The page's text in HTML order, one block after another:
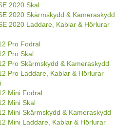
2020 Skal
2020 Skärmskydd & Kameraskydd
2020 Laddare, Kablar & Hörlurar
Pro Fodral
Pro Skal
Pro Skärmskydd & Kameraskydd
Pro Laddare, Kablar & Hörlurar
Mini Fodral
Mini Skal
Mini Skärmskydd & Kameraskydd
Mini Laddare, Kablar & Hörlurar